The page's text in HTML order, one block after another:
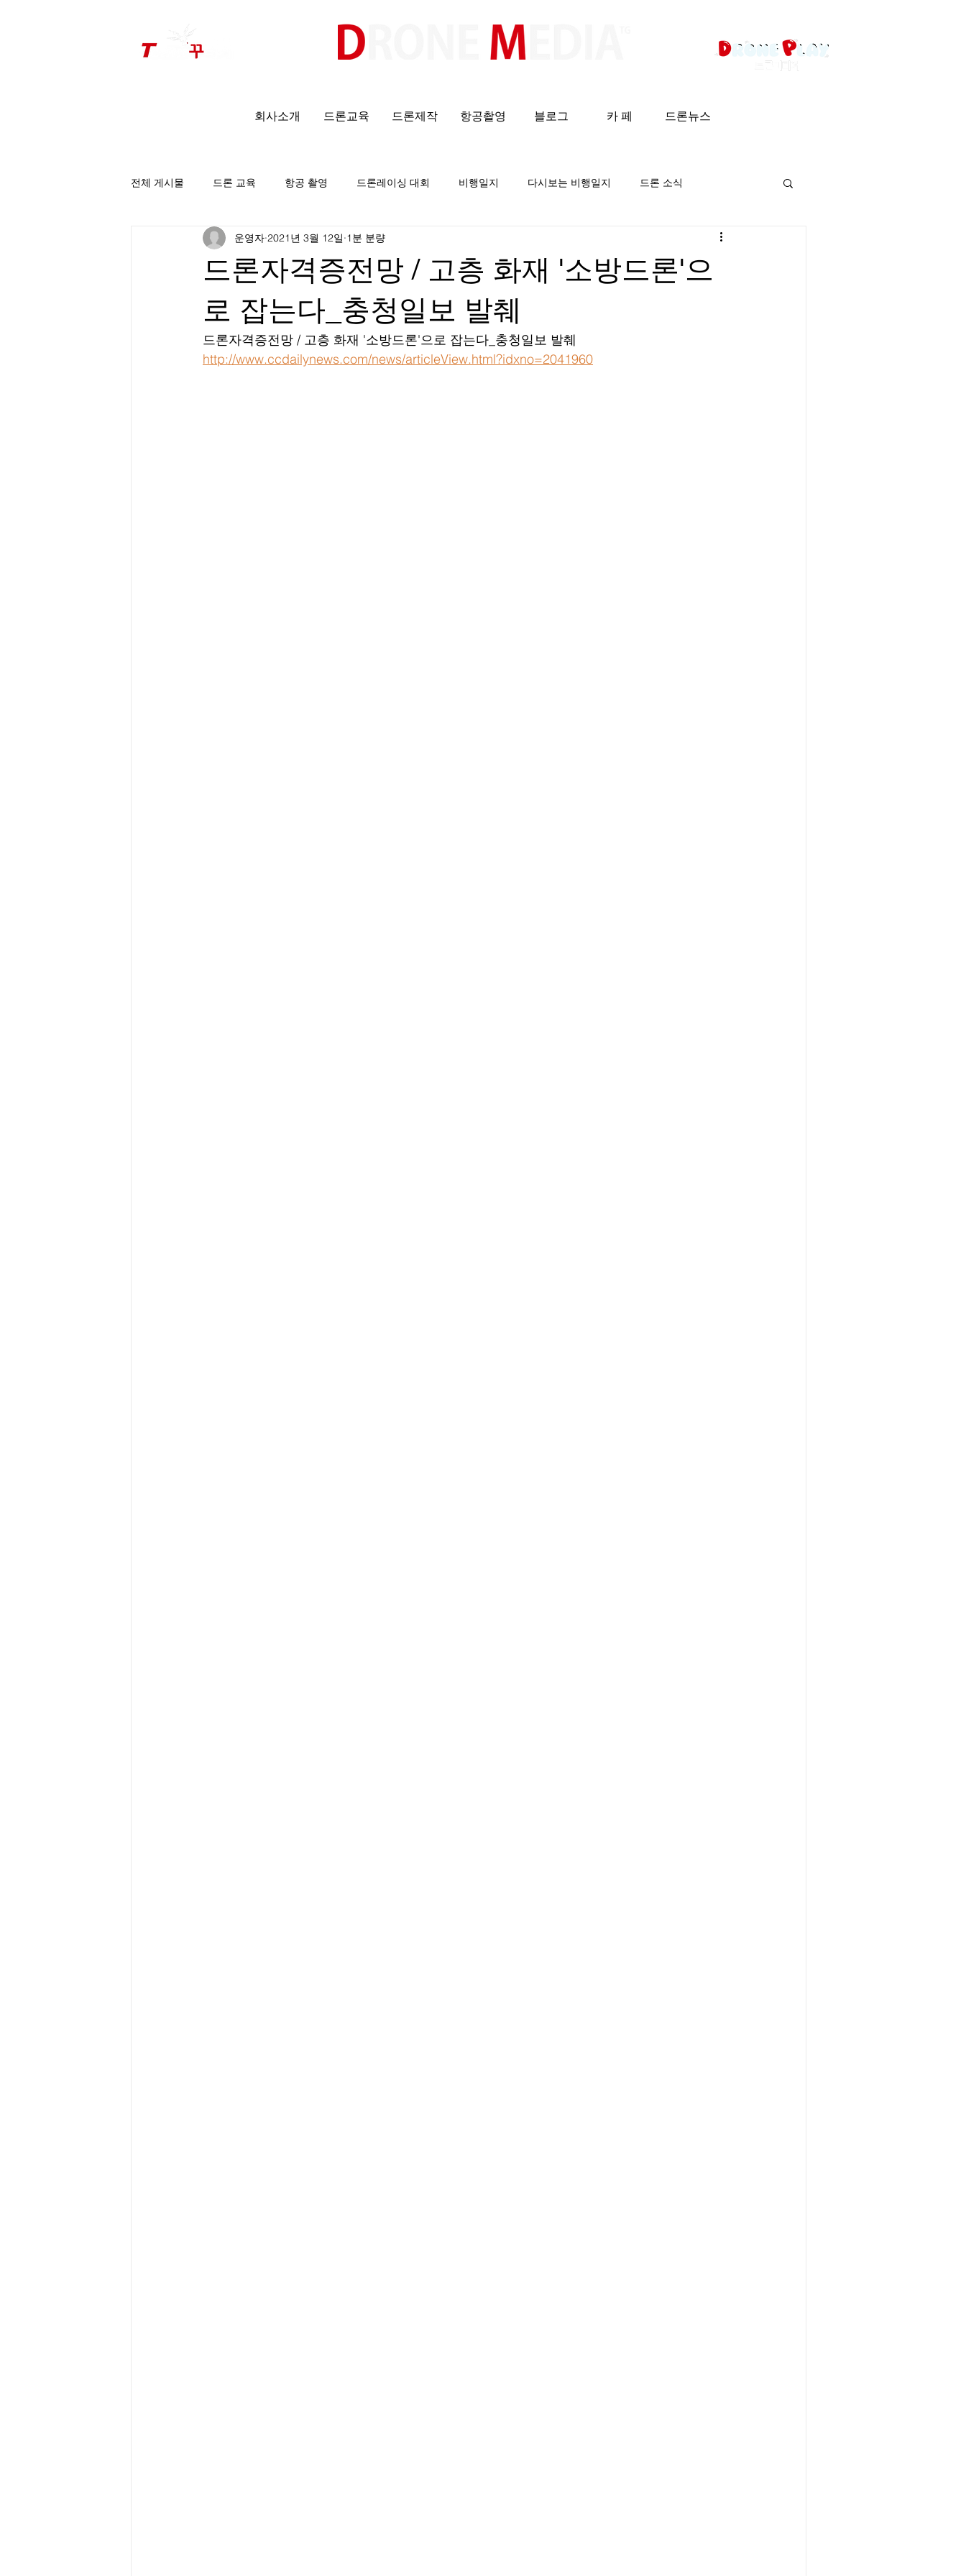
회사소개 드론교육 드론제작 항공촬영 블로그 카 페 드론뉴스
전체 게시물 드론 교육 항공 촬영 드론레이싱 대회 비행일지 다시보는 비행일지 드론 소식
팀꾸러기 소식
드론자격증전망 / 고층 화재 '소방드론'으
로 잡는다_충청일보 발췌
운영자 2021년 3월 12일 1분 분량
드론자격증전망 / 고층 화재 '소방드론'으로 잡는다_충청일보 발췌
http://www.ccdailynews.com/news/articleView.html?idxno=2041960